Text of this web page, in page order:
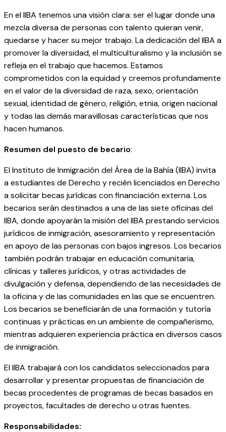
En el IIBA tenemos una visión clara: ser el lugar donde una
mezcla diversa de personas con talento quieran venir,
quedarse y hacer su mejor trabajo. La dedicación del IIBA a
promover la diversidad, el multiculturalismo y la inclusión se
refleja en el trabajo que hacemos. Estamos
comprometidos con la equidad y creemos profundamente
en el valor de la diversidad de raza, sexo, orientación
sexual, identidad de género, religión, etnia, origen nacional
y todas las demás maravillosas características que nos
hacen humanos.
Resumen del puesto de becario:
El Instituto de Inmigración del Área de la Bahía (IIBA) invita
a estudiantes de Derecho y recién licenciados en Derecho
a solicitar becas jurídicas con financiación externa. Los
becarios serán destinados a una de las siete oficinas del
IIBA, donde apoyarán la misión del IIBA prestando servicios
jurídicos de inmigración, asesoramiento y representación
en apoyo de las personas con bajos ingresos. Los becarios
también podrán trabajar en educación comunitaria,
clínicas y talleres jurídicos, y otras actividades de
divulgación y defensa, dependiendo de las necesidades de
la oficina y de las comunidades en las que se encuentren.
Los becarios se beneficiarán de una formación y tutoría
continuas y prácticas en un ambiente de compañerismo,
mientras adquieren experiencia práctica en diversos casos
de inmigración.
El IIBA trabajará con los candidatos seleccionados para
desarrollar y presentar propuestas de financiación de
becas procedentes de programas de becas basados en
proyectos, facultades de derecho u otras fuentes.
Responsabilidades: